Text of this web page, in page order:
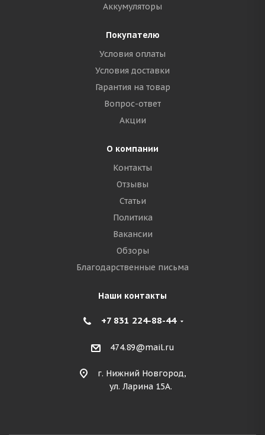
Аккумуляторы
Покупателю
Условия оплаты
Условия доставки
Гарантия на товар
Вопрос-ответ
Акции
О компании
Контакты
Отзывы
Статьи
Политика
Вакансии
Обзоры
Благодарственные письма
Наши контакты
+7 831 224-88-44
474.89@mail.ru
г. Нижний Новгород,
ул. Ларина 15А.